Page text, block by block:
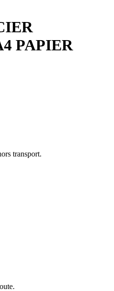
PAPIER
transport.